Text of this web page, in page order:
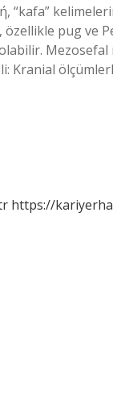
“kafa”
özellikle pug ve
Mezosefal
Kranial
https://